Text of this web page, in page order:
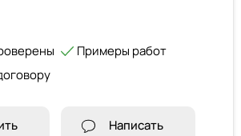
Примеры работ
Написать